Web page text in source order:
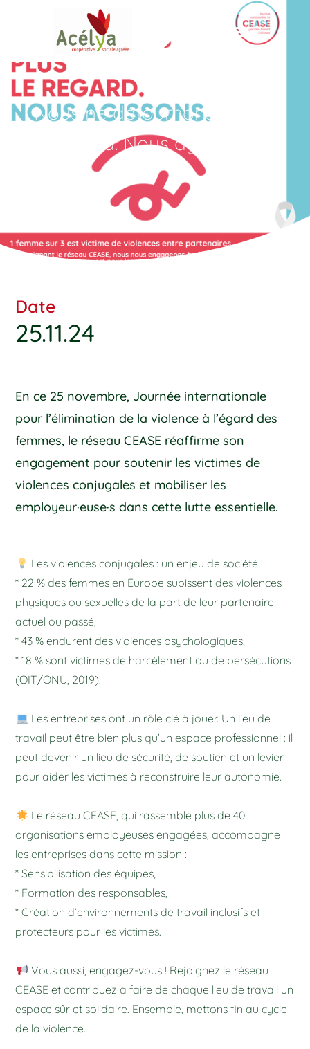
Nous ne détournons plus le
regard. Nous agissons.
Date
25.11.24
En ce 25 novembre, Journée internationale
pour l’élimination de la violence à l’égard des
femmes, le réseau CEASE réaffirme son
engagement pour soutenir les victimes de
violences conjugales et mobiliser les
employeur·euse·s dans cette lutte essentielle.
Les violences conjugales : un enjeu de société !
* 22 % des femmes en Europe subissent des violences
physiques ou sexuelles de la part de leur partenaire
actuel ou passé,
* 43 % endurent des violences psychologiques,
* 18 % sont victimes de harcèlement ou de persécutions
(OIT/ONU, 2019).
Les entreprises ont un rôle clé à jouer. Un lieu de
travail peut être bien plus qu’un espace professionnel : il
peut devenir un lieu de sécurité, de soutien et un levier
pour aider les victimes à reconstruire leur autonomie.
Le réseau CEASE, qui rassemble plus de 40
organisations employeuses engagées, accompagne
les entreprises dans cette mission :
* Sensibilisation des équipes,
* Formation des responsables,
* Création d’environnements de travail inclusifs et
protecteurs pour les victimes.
Vous aussi, engagez-vous ! Rejoignez le réseau
CEASE et contribuez à faire de chaque lieu de travail un
espace sûr et solidaire. Ensemble, mettons fin au cycle
de la violence.
Panneau de gestion des cookies